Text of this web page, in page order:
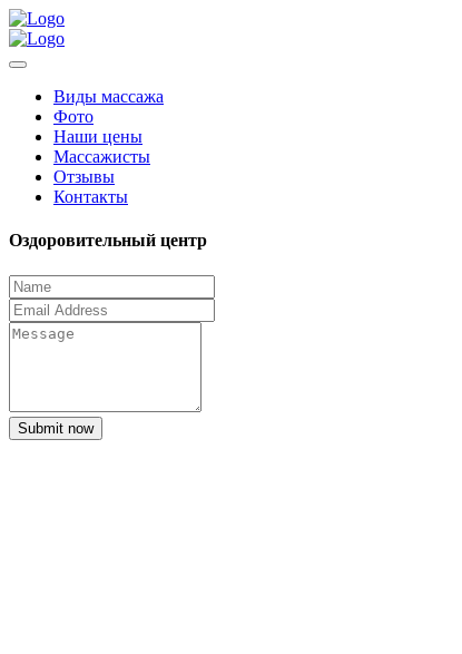
Виды массажа
Фото
Наши цены
Массажисты
Отзывы
Контакты
Оздоровительный центр
Submit now